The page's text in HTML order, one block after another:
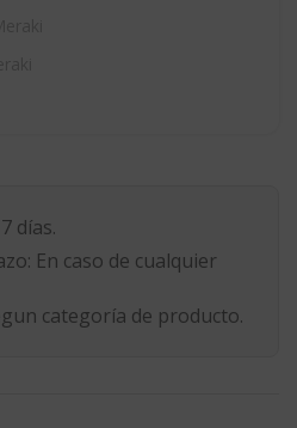
días.
En caso de cualquier
categoría de producto.